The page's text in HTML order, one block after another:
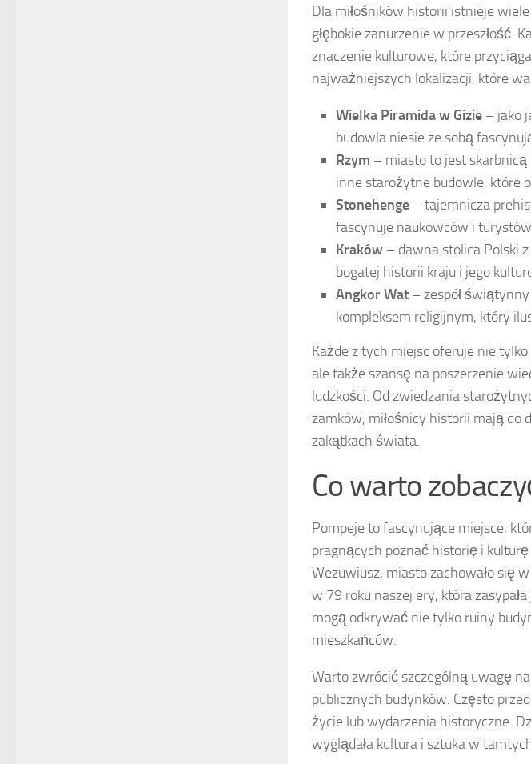
Dla miłośników historii istnieje
głębokie zanurzenie w przeszłość.
znaczenie kulturowe, które
najważniejszych lokalizacji, które
Wielka Piramida w Gizie – jako
budowla niesie ze sobą
Rzym – miasto to jest
inne starożytne budowle, które
Stonehenge – tajemnicza
fascynuje naukowców i
Kraków – dawna stolica Polski
bogatej historii kraju i jego
Angkor Wat – zespół
kompleksem religijnym, który
Każde z tych miejsc oferuje nie
ale także szansę na poszerzenie
ludzkości. Od zwiedzania
zamków, miłośnicy historii mają do
zakątkach świata.
Co warto
Pompeje to fascynujące miejsce,
pragnących poznać historię i
Wezuwiusz, miasto zachowało się
w 79 roku naszej ery, która
mogą odkrywać nie tylko ruiny
mieszkańców.
Warto zwrócić szczególną uwagę na
publicznych budynków. Często
życie lub wydarzenia historyczne.
wyglądała kultura i sztuka w